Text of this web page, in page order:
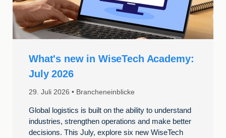
29. Juli 2026 Brancheneinblicke
What's new in WiseTech Academy:
July 2026
Global logistics is built on the ability to understand
industries, strengthen operations and make better
decisions. This July, explore six new WiseTech